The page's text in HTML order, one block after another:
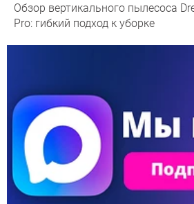
Обзор вертикального пылесоса
Pro: гибкий подход к уборке